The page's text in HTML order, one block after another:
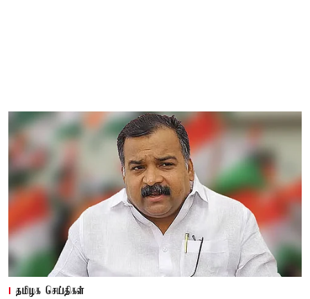
தமிழக செய்திகள்